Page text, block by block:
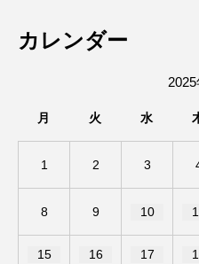
ンしたみた
雲(きっさず
国の味と日
が融合した
カレンダー
2025
月 火 水
1 2 3
8 9 10
15 16 17